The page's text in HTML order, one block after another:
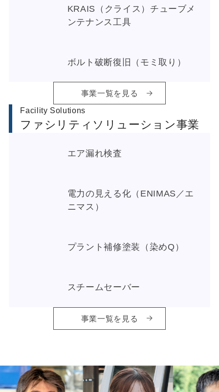
KRAIS（クライス）チューブメ
ンテナンス工具
ボルト破断復旧（モミ取り）
事業一覧を見る
Facility Solutions
ファシリティソリューション事業
エア漏れ検査
電力の見える化（ENIMAS／エ
ニマス）
プラント補修塗装（染めQ）
スチームセーバー
事業一覧を見る